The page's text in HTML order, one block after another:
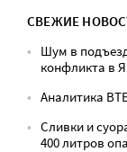
СВЕЖИЕ
Шум в
конфликта в
Аналитика
Сливки и
400 литров